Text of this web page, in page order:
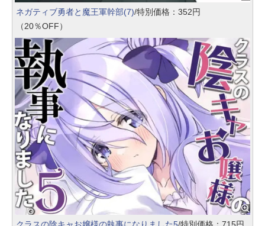
ネガティブ勇者と魔王軍幹部(7)/特別価格：352円
（20％OFF）